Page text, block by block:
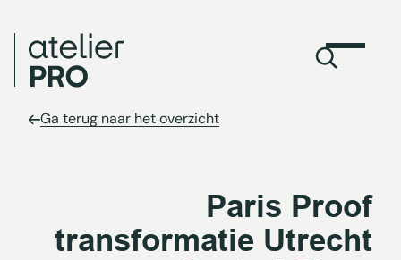
Ga terug naar het overzicht
Paris Proof
transformatie Utrecht